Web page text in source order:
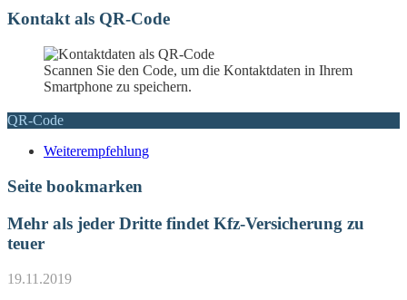
Kontakt als QR-Code
Scannen Sie den Code, um die Kontaktdaten in Ihrem
Smartphone zu speichern.
QR-Code
Weiterempfehlung
Seite bookmarken
Mehr als jeder Dritte findet Kfz-Versicherung zu
teuer
19.11.2019